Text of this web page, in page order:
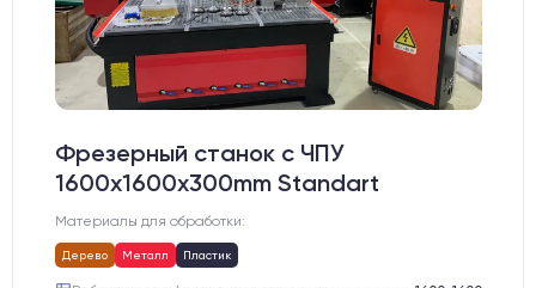
Фрезерный станок с ЧПУ
1600x1600x300mm Standart
Материалы для обработки:
Дерево Металл Пластик